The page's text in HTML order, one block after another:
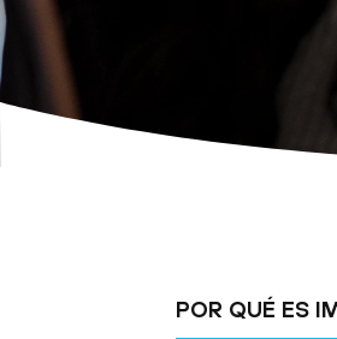
POR QUÉ ES